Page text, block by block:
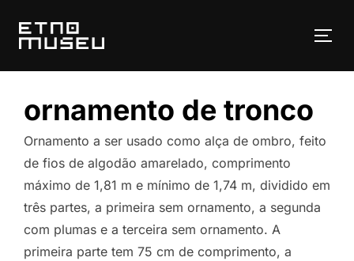
para
ornamento de tronco
Ornamento a ser usado como alça de ombro, feito
de fios de algodão amarelado, comprimento
máximo de 1,81 m e mínimo de 1,74 m, dividido em
três partes, a primeira sem ornamento, a segunda
com plumas e a terceira sem ornamento. A
primeira parte tem 75 cm de comprimento, a